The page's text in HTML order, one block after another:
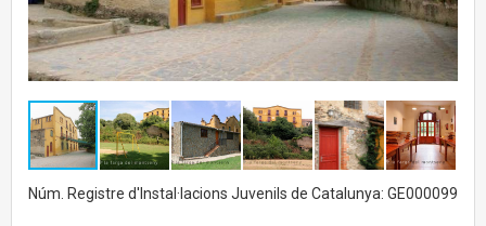
Núm. Registre d'Instal·lacions Juvenils de Catalunya: GE000099